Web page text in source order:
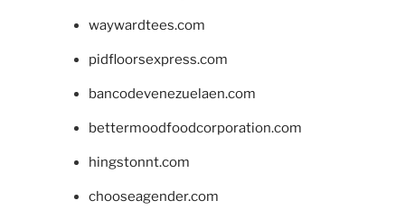
waywardtees.com
pidfloorsexpress.com
bancodevenezuelaen.com
bettermoodfoodcorporation.com
hingstonnt.com
chooseagender.com